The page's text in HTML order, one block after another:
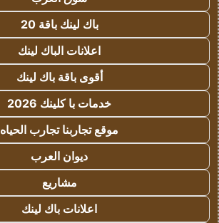
باك لينك باقة 20
اعلانات الباك لينك
أقوى باقة باك لينك
خدمات با كلينك 2026
موقع تجاربنا تجارب الحياه
ديوان العرب
مشاريع
اعلانات باك لينك